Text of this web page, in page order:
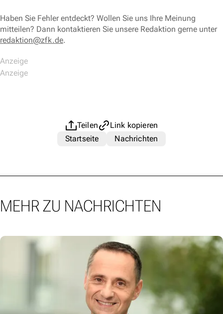
Haben Sie Fehler entdeckt? Wollen Sie uns Ihre Meinung
mitteilen? Dann kontaktieren Sie unsere Redaktion gerne unter
redaktion@zfk.de.
Teilen
Link kopieren
Startseite
Nachrichten
MEHR ZU NACHRICHTEN